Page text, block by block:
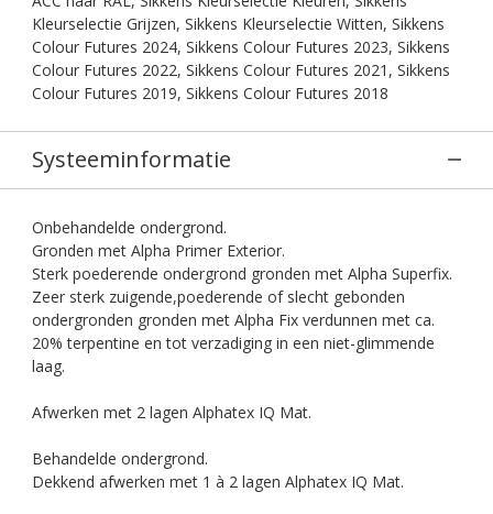
Kleurselectie Grijzen, Sikkens Kleurselectie Witten, Sikkens
Colour Futures 2024, Sikkens Colour Futures 2023, Sikkens
Colour Futures 2022, Sikkens Colour Futures 2021, Sikkens
Colour Futures 2019, Sikkens Colour Futures 2018
Systeeminformatie
Onbehandelde ondergrond.
Gronden met Alpha Primer Exterior.
Sterk poederende ondergrond gronden met Alpha Superfix.
Zeer sterk zuigende,poederende of slecht gebonden
ondergronden gronden met Alpha Fix verdunnen met ca.
20% terpentine en tot verzadiging in een niet-glimmende
laag.
Afwerken met 2 lagen Alphatex IQ Mat.
Behandelde ondergrond.
Dekkend afwerken met 1 à 2 lagen Alphatex IQ Mat.